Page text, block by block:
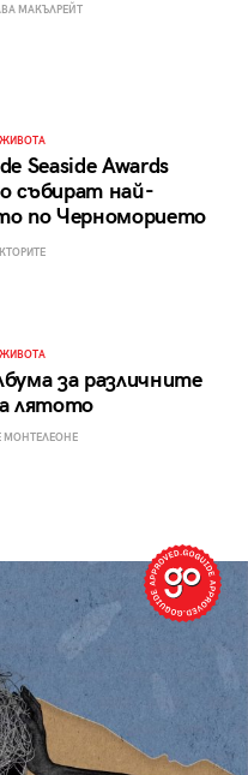
МАКЪЛРЕЙТ
Seaside Awards
събират най-
по Черноморието
за различните
лятото
МОНТЕЛЕОНЕ